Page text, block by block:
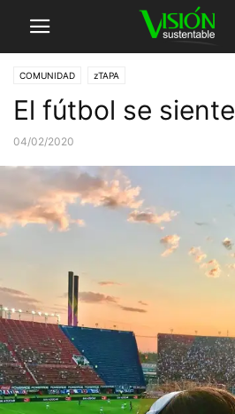
COMUNIDAD zTAPA
El fútbol se siente
04/02/2020